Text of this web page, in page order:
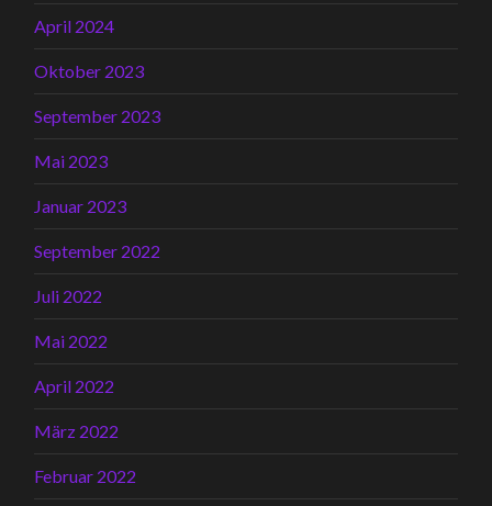
April 2024
Oktober 2023
September 2023
Mai 2023
Januar 2023
September 2022
Juli 2022
Mai 2022
April 2022
März 2022
Februar 2022